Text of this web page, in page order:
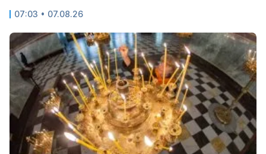
07:03 • 07.08.26